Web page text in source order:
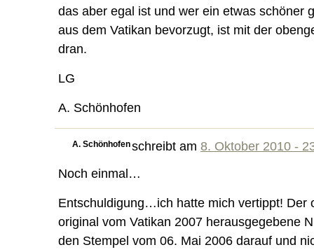
das aber egal ist und wer ein etwas schöner
aus dem Vatikan bevorzugt, ist mit der
dran.
LG
A. Schönhofen
A. Schönhofenschreibt am 8. Oktober 2010 -
Noch einmal…
Entschuldigung…ich hatte mich vertippt! Der
original vom Vatikan 2007 herausgegebene
den Stempel vom 06. Mai 2006 darauf und